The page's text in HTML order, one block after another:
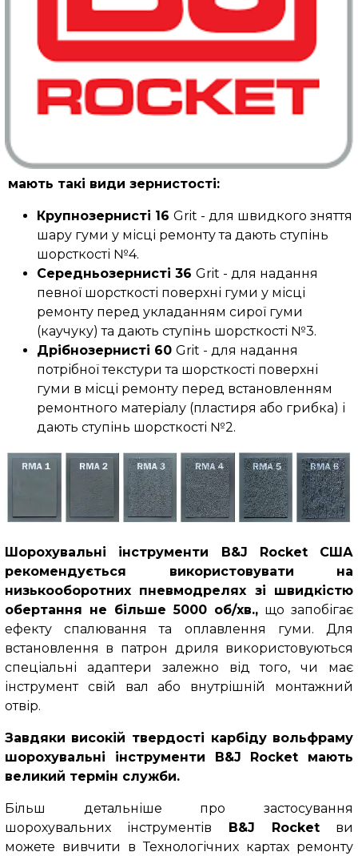
мають такі види зернистості:
Крупнозернисті 16 Grit - для швидкого зняття
шару гуми у місці ремонту та дають ступінь
шорсткості №4.
Середньозернисті 36 Grit - для надання
певної шорсткості поверхні гуми у місці
ремонту перед укладанням сирої гуми
(каучуку) та дають ступінь шорсткості №3.
Дрібнозернисті 60 Grit - для надання
потрібної текстури та шорсткості поверхні
гуми в місці ремонту перед встановленням
ремонтного матеріалу (пластиря або грибка) і
дають ступінь шорсткості №2.
Шорохувальні інструменти B&J Rocket США
рекомендується використовувати на
низькооборотних пневмодрелях зі швидкістю
обертання не більше 5000 об/хв., що запобігає
ефекту спалювання та оплавлення гуми. Для
встановлення в патрон дриля використовуються
спеціальні адаптери залежно від того, чи має
інструмент свій вал або внутрішній монтажний
отвір.
Завдяки високій твердості карбіду вольфраму
шорохувальні інструменти B&J Rocket мають
великий термін служби.
Більш детальніше про застосування
шорохувальних інструментів
B&J Rocketви
можете вивчити в Технологічних картах ремонту